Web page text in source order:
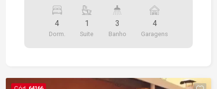
esta casa térrea oferece a segurança e a
privacidade que sua família merece. Destaques
do Imóvel: Terreno: 250m² | Área Construída:
fundos com sala e dormitório (perfeito para
4
Dorm.
1
Suite
3
Banho
4
Garagens